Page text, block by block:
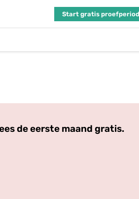
Start gratis
de eerste maand gratis.